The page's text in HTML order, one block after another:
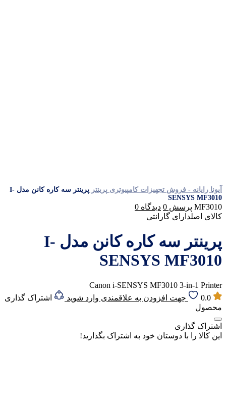
آیونا رایانه - فروش تجهیزات کامپیوتری پرینتر
پرینتر سه کاره کانن مدل I-
SENSYS MF3010
MF3010 پرسش 0 دیدگاه 0
کالای اصلدارای گارانتی
پرینتر سه کاره کانن مدل I-
SENSYS MF3010
Canon i-SENSYS MF3010 3-in-1 Printer
0.0
جهت افزودن به علاقمندی وارد شوید
اشتراک گذاری
محصول
اشتراک گذاری
این کالا را با دوستان خود به اشتراک بگذارید!